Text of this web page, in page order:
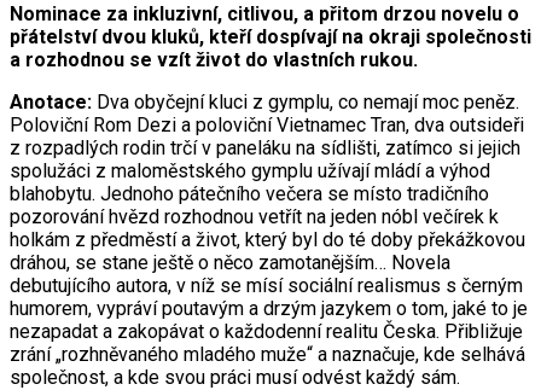
Nominace za inkluzivní, citlivou, a přitom drzou novelu o
přátelství dvou kluků, kteří dospívají na okraji společnosti
a rozhodnou se vzít život do vlastních rukou.
Anotace: Dva obyčejní kluci z gymplu, co nemají moc peněz.
Poloviční Rom Dezi a poloviční Vietnamec Tran, dva outsideři
z rozpadlých rodin trčí v paneláku na sídlišti, zatímco si jejich
spolužáci z maloměstského gymplu užívají mládí a výhod
blahobytu. Jednoho pátečního večera se místo tradičního
pozorování hvězd rozhodnou vetřít na jeden nóbl večírek k
holkám z předměstí a život, který byl do té doby překážkovou
dráhou, se stane ještě o něco zamotanějším… Novela
debutujícího autora, v níž se mísí sociální realismus s černým
humorem, vypráví poutavým a drzým jazykem o tom, jaké to je
nezapadat a zakopávat o každodenní realitu Česka. Přibližuje
zrání „rozhněvaného mladého muže“ a naznačuje, kde selhává
společnost, a kde svou práci musí odvést každý sám.